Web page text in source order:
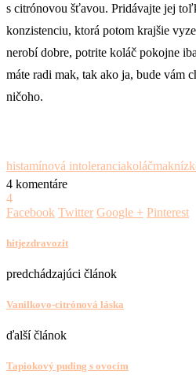
s citrónovou šťavou. Pridávajte jej
konzistenciu, ktorá potom krajšie
nerobí dobre, potrite koláč pokojne
máte radi mak, tak ako ja, bude vám
ničoho.
histamínová intoleranciakoláčmak
4 komentáre
4
Facebook Twitter Google + Pinterest
hitjezdravozit
predchádzajúci článok
Vanilkovo-citrónová láska
ďalší článok
Tapiokový puding s ovocím